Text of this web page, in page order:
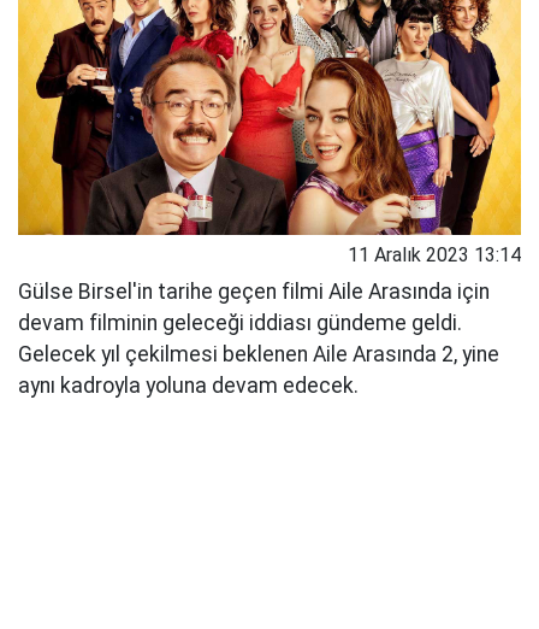
11 Aralık 2023 13:14
Gülse Birsel'in tarihe geçen filmi Aile Arasında için
devam filminin geleceği iddiası gündeme geldi.
Gelecek yıl çekilmesi beklenen Aile Arasında 2, yine
aynı kadroyla yoluna devam edecek.